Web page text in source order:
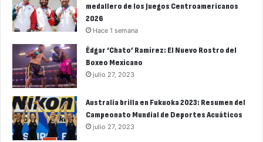
medallero de los Juegos Centroamericanos
2026
Hace 1 semana
Édgar ‘Chato’ Ramírez: El Nuevo Rostro del
Boxeo Mexicano
julio 27, 2023
Australia brilla en Fukuoka 2023: Resumen del
Campeonato Mundial de Deportes Acuáticos
julio 27, 2023